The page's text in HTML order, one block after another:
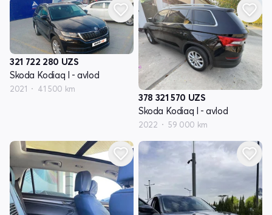
321 722 280 UZS
Skoda Kodiaq I - avlod
2021 41 500 km
378 321 570 UZS
Skoda Kodiaq I - avlod
2022 59 000 km